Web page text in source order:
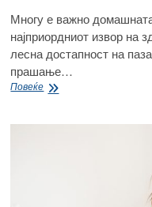
Многу е важно
најприордниот извор на
лесна достапност на
прашање…
ПовеќеМЕД